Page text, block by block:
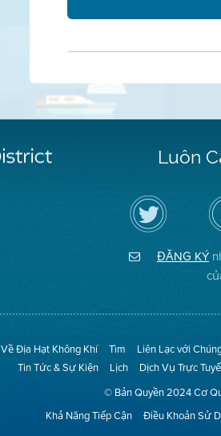
Luôn
Hãy
theo
dõi
Địa
Không
ĐĂNG KÝ
Về Địa Hạt Không Khí Tìm Liên Lạc với
Tin Tức & Sự Kiện
Lịch Dịch Vụ Trực
© Bản Quyền 2024 Cơ
Khả Năng Tiếp Cận
Điều Khoản Sử